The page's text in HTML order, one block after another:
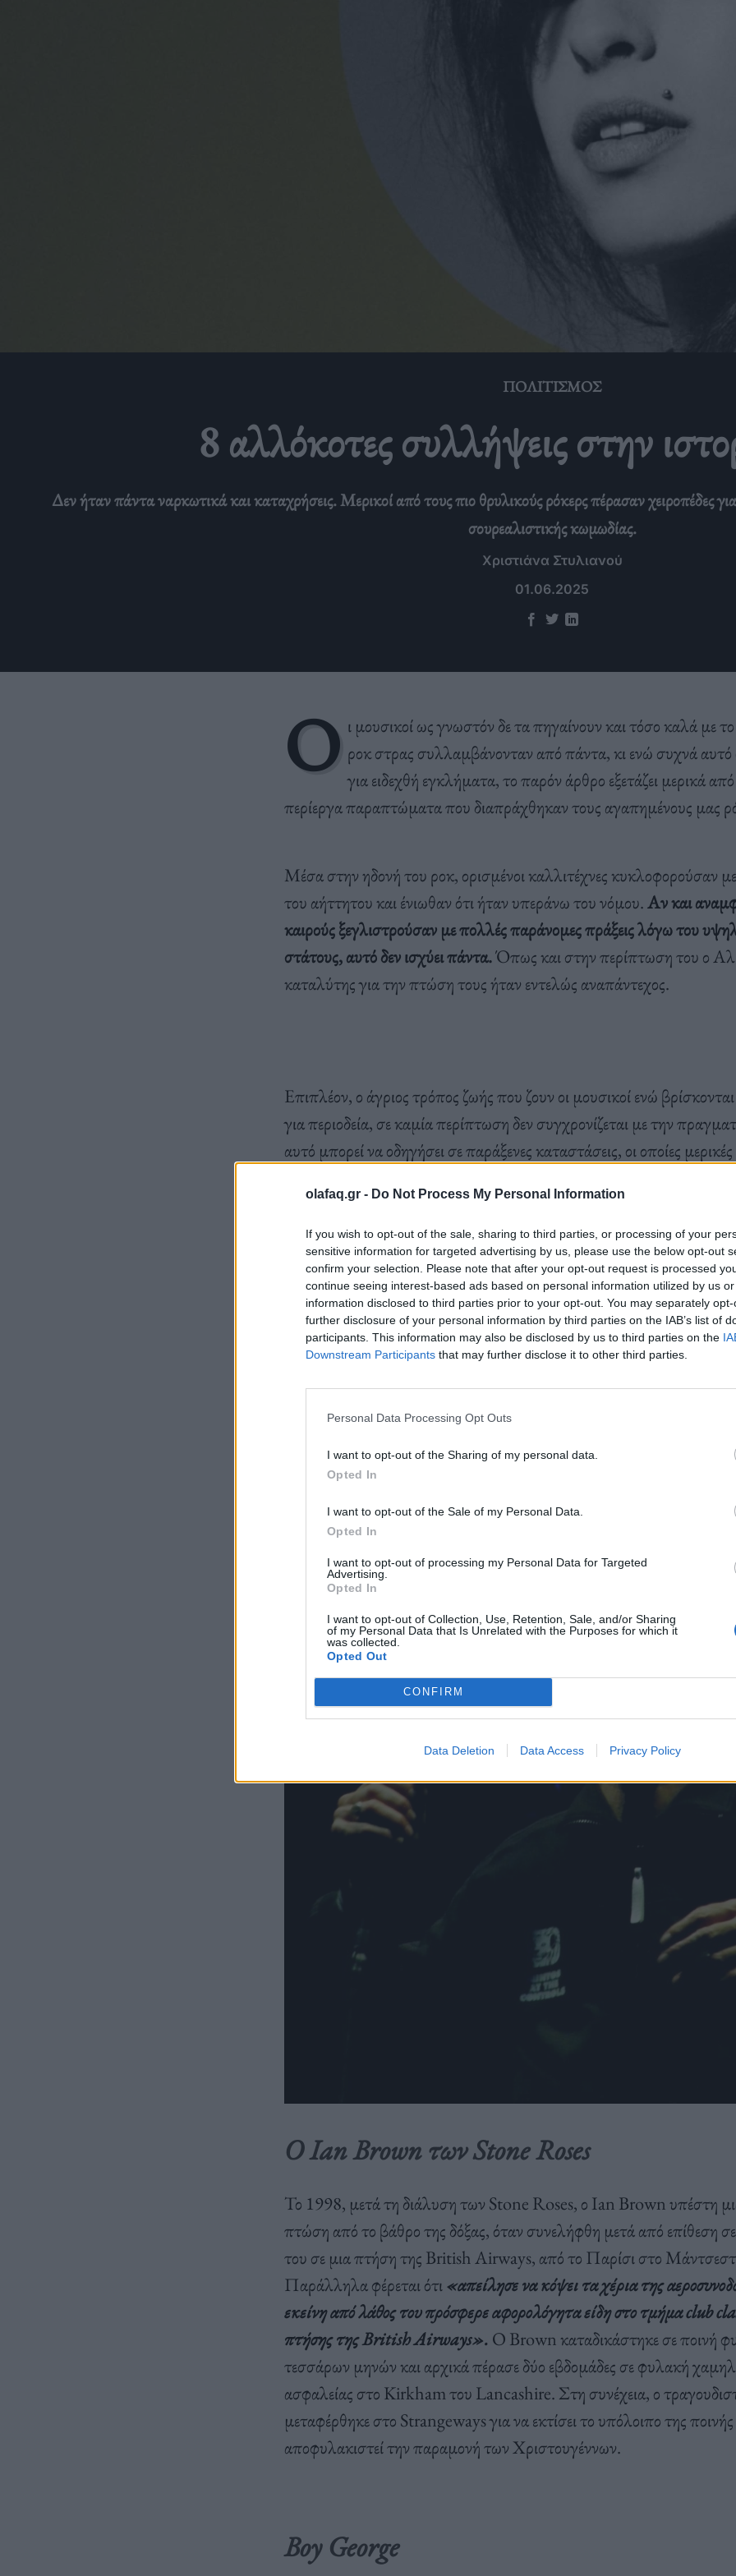
olafaq.gr - Do Not Process My Personal Information
If you wish to opt-out of the sale, sharing to third parties, or processing of your
sensitive information for targeted advertising by us, please use the below opt-out
confirm your selection. Please note that after your opt-out request is processed
continue seeing interest-based ads based on personal information utilized by us
information disclosed to third parties prior to your opt-out. You may separately
further disclosure of your personal information by third parties on the IAB’s list of
participants. This information may also be disclosed by us to third parties on the
Downstream Participants that may further disclose it to other third parties.
Personal Data Processing Opt Outs
I want to opt-out of the Sharing of my personal data.
Opted In
I want to opt-out of the Sale of my Personal Data.
Opted In
I want to opt-out of processing my Personal Data for Targeted
Advertising.
Opted In
I want to opt-out of Collection, Use, Retention, Sale, and/or Sharing
of my Personal Data that Is Unrelated with the Purposes for which it
was collected.
Opted Out
CONFIRM
Data Deletion Data Access Privacy Policy
ΠΟΛΙΤΙΣΜΌΣ
8 αλλόκοτες συλλήψεις στην
Δεν ήταν πάντα ναρκωτικά και καταχρήσεις. Μερικοί από τους πιο θρυλικούς ρόκερς πέρασαν χειροπέδες
σουρεαλιστικής κωμωδίας.
Χριστιάνα Στυλιανού
01.06.2025
Ο ι μουσικοί ως γνωστόν δε τα πηγαίνουν και τόσο καλά με
ροκ στρας συλλαμβάνονταν από πάντα, κι ενώ συχνά αυτό
για ειδεχθή εγκλήματα, το παρόν άρθρο εξετάζει μερικά
περίεργα παραπτώματα που διαπράχθηκαν τους αγαπημένους μας
Μέσα στην ηδονή του ροκ, ορισμένοι καλλιτέχνες κυκλοφορούσαν
του αήττητου και ένιωθαν ότι ήταν υπεράνω του νόμου.Αν και
καιρούς ξεγλιστρούσαν με πολλές παράνομες πράξεις λόγω του
στάτους, αυτό δεν ισχύει πάντα.Όπως και στην περίπτωση του ο
καταλύτης για την πτώση τους ήταν εντελώς αναπάντεχος.
Επιπλέον, ο άγριος τρόπος ζωής που ζουν οι μουσικοί ενώ
για περιοδεία, σε καμία περίπτωση δεν συγχρονίζεται με την
αυτό μπορεί να οδηγήσει σε παράξενες καταστάσεις, οι οποίες
Παρακάτω εξετάζουμε τις περιπτώσεις εκείνες που οι μουσικοί
με το νόμο, με τρόπους που ξεπερνούν κάθε φαντασία.
Ο Ian Brown των Stone Roses
Το 1998, μετά τη διάλυση των Stone Roses, ο Ian Brown υπέστη
πτώση από το βάθρο της δόξας, όταν συνελήφθη μετά από επίθεση
του σε μια πτήση της British Airways, από το Παρίσι στο
Παράλληλα φέρεται ότι«απείλησε να κόψει τα χέρια της
εκείνη από λάθος του πρόσφερε αφορολόγητα είδη στο τμήμα club
πτήσης της British Airways». Ο Brown καταδικάστηκε σε ποινή
τεσσάρων μηνών και αρχικά πέρασε δύο εβδομάδες σε φυλακή
ασφαλείας στο Kirkham του Lancashire. Στη συνέχεια, ο
μεταφέρθηκε στο Strangeways για να εκτίσει το υπόλοιπο της
αποφυλακιστεί την παραμονή των Χριστουγέννων.
Boy George